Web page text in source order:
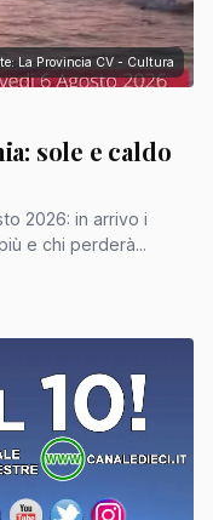
La Provincia CV - Cultura
sole e caldo
2026: in arrivo i
e chi perderà...